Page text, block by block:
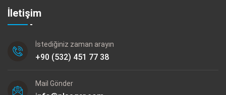
İletişim
İstediğiniz zaman arayın
+90 (532) 451 77 38
Mail Gönder